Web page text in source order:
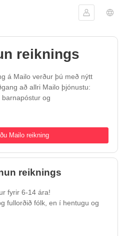
Skráðu þig
reiknings
á Mailo verður þú með nýtt
að allri Mailo þjónustu:
og
Mailo reikning
reiknings
fyrir 6-14 ára!
fullorðið fólk, en í hentugu og